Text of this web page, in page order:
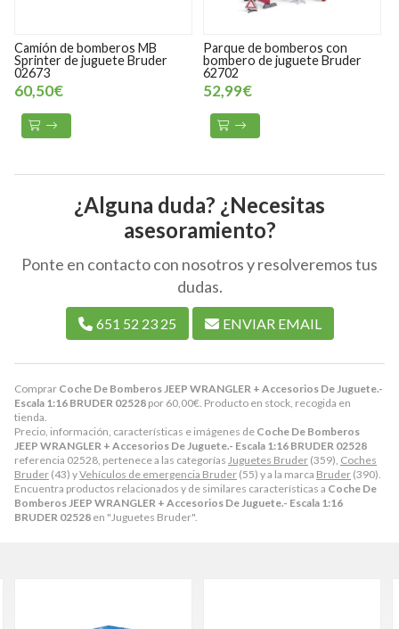
Comprar Coche De Bomberos JEEP WRANGLER + Accesorios De Juguete.-
Escala 1:16 BRUDER 02528 por 60,00€ . Producto en stock, recogida en
tienda.
Precio, información, características e imágenes de Coche De Bomberos
JEEP WRANGLER + Accesorios De Juguete.- Escala 1:16 BRUDER 02528
referencia 02528, pertenece a las categorías Juguetes Bruder (359), Coches
Bruder (43) yVehículos de emergencia Bruder (55) y a la marca Bruder (390).
Encuentra productos relacionados y de similares características a Coche De
Bomberos JEEP WRANGLER + Accesorios De Juguete.- Escala 1:16
BRUDER 02528 en "Juguetes Bruder".
bomberos MB
juguete Bruder
Parque de bomberos con
bombero de juguete Bruder
Camión De
Juguete
¿Alguna duda? ¿Necesitas
asesoramiento?
Ponte en contacto con nosotros y resolveremos tus
dudas.
651 52 23 25 ENVIAR EMAIL